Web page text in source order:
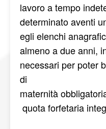
lavoro a tempo
determinato aventi
egli elenchi
almeno a due anni,
necessari per poter
di
maternità
quota forfetaria